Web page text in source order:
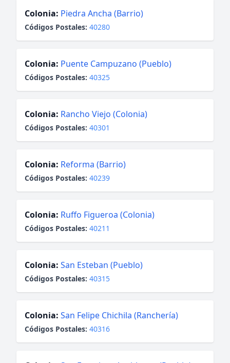
Colonia: Piedra Ancha (Barrio)
Códigos Postales: 40280
Colonia: Puente Campuzano (Pueblo)
Códigos Postales: 40325
Colonia: Rancho Viejo (Colonia)
Códigos Postales: 40301
Colonia: Reforma (Barrio)
Códigos Postales: 40239
Colonia: Ruffo Figueroa (Colonia)
Códigos Postales: 40211
Colonia: San Esteban (Pueblo)
Códigos Postales: 40315
Colonia: San Felipe Chichila (Ranchería)
Códigos Postales: 40316